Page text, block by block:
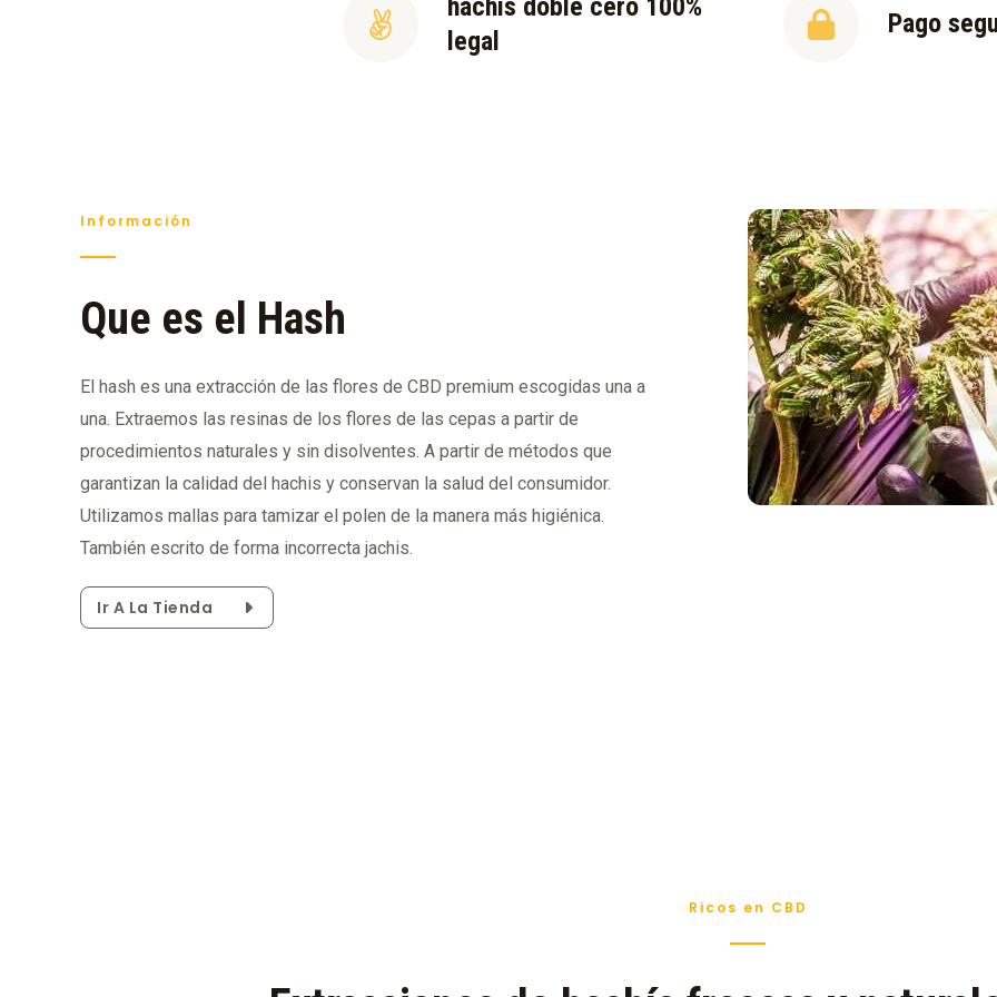
hachis doble cero 100%
legal
Pago
Información
Que es el Hash
El hash es una extracción de las flores de CBD premium escogidas una a
una. Extraemos las resinas de los flores de las cepas a partir de
procedimientos naturales y sin disolventes. A partir de métodos que
garantizan la calidad del hachis y conservan la salud del consumidor.
Utilizamos mallas para tamizar el polen de la manera más higiénica.
También escrito de forma incorrecta jachis.
Ir A La Tienda
Ricos en CBD